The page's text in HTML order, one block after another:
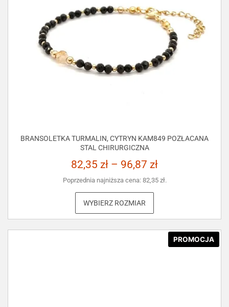
BRANSOLETKA TURMALIN, CYTRYN KAM849 POZŁACANA
STAL CHIRURGICZNA
82,35 zł – 96,87 zł
Poprzednia najniższa cena: 82,35 zł.
WYBIERZ ROZMIAR
PROMOCJA